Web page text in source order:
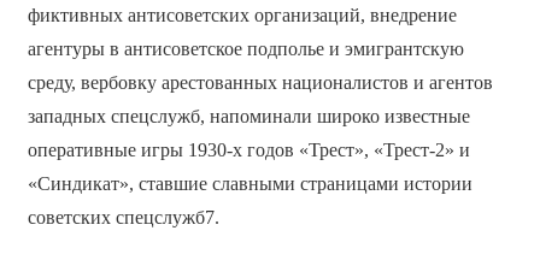
фиктивных антисоветских организаций, внедрение
агентуры в антисоветское подполье и эмигрантскую
среду, вербовку арестованных националистов и агентов
западных спецслужб, напоминали широко известные
оперативные игры 1930-х годов «Трест», «Трест-2» и
«Синдикат», ставшие славными страницами истории
советских спецслужб7.